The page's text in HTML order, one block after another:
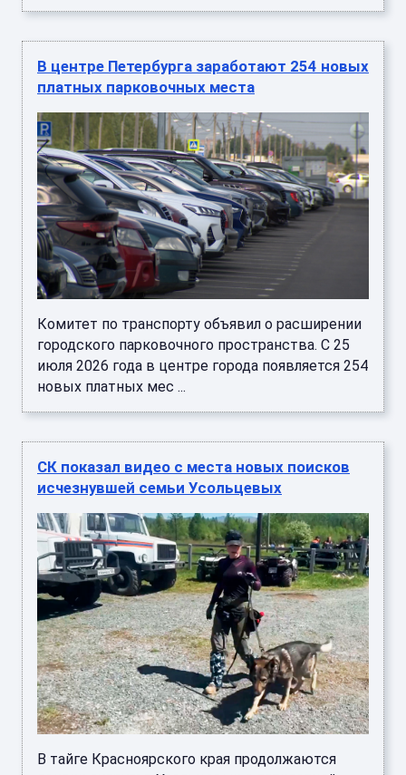
В центре Петербурга заработают 254 новых
платных парковочных места
Комитет по транспорту объявил о расширении
городского парковочного пространства. С 25
июля 2026 года в центре города появляется 254
новых платных мес ...
СК показал видео с места новых поисков
исчезнувшей семьи Усольцевых
В тайге Красноярского края продолжаются